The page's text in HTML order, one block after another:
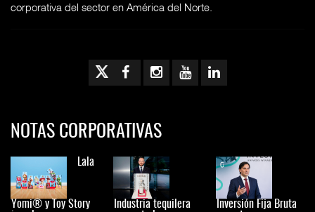
corporativa del sector en América del Norte.
NOTAS CORPORATIVAS
Lala
Yomi® y Toy Story
Industria tequilera
Inversión Fija Bruta